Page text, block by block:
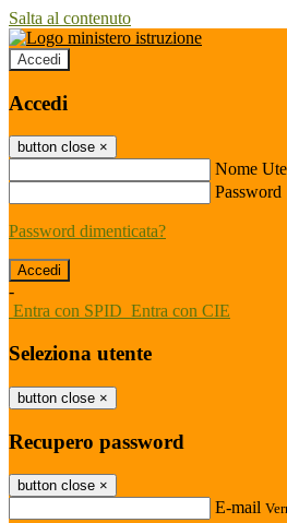
Salta al contenuto
Accedi
Accedi
button close ×
Nome
Password
Password dimenticata?
-
Entra con SPID Entra con CIE
Seleziona utente
button close ×
Recupero password
button close ×
E-mail